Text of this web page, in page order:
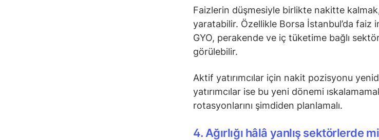
Faizlerin düşmesiyle birlikte nakitte
yaratabilir. Özellikle Borsa İstanbul’da faiz
GYO, perakende ve iç tüketime bağlı
görülebilir.
Aktif yatırımcılar için nakit pozisyonu
yatırımcılar ise bu yeni dönemi
rotasyonlarını şimdiden planlamalı.
4. Ağırlığı hâlâ yanlış sektörlerde